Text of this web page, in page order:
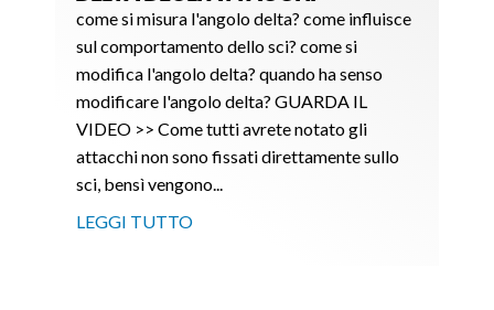
come si misura l'angolo delta? come influisce
sul comportamento dello sci? come si
modifica l'angolo delta? quando ha senso
modificare l'angolo delta? GUARDA IL
VIDEO >> Come tutti avrete notato gli
attacchi non sono fissati direttamente sullo
sci, bensì vengono...
LEGGI TUTTO